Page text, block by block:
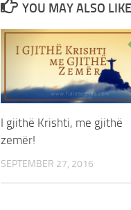
YOU MAY ALSO
I gjithë Krishti, me gjithë
zemër!
SEPTEMBER 27, 2016